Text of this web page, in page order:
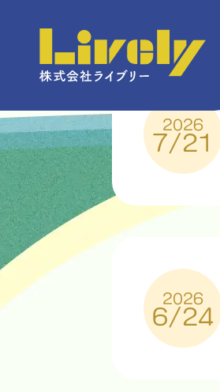
2026
7/21
2026
6/24